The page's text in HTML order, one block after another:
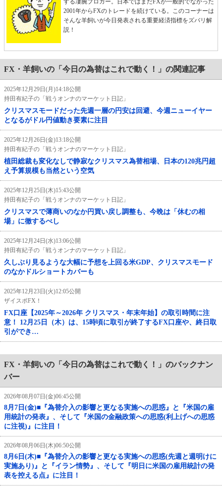
する凄腕ブロガー。日本ではまだFXが一般的でなかった
2001年からFXのトレードを続けている。このコーナーは
そんな羊飼いが今日発表される重要経済指標をズバリ解
説！
FX・羊飼いの「今日の為替はこれで動く！」の関連記事
2025年12月29日(月)14:18公開
持田有紀子の「戦うオンナのマーケット日記」
クリスマスモードだった先週一層の円安は回避、今週ニューイヤー
となるがドル円値動き要素に注目
2025年12月26日(金)13:18公開
持田有紀子の「戦うオンナのマーケット日記」
植田総裁も変化なしで静寂なクリスマス為替相場、日本の120兆円超
え予算規模も当然という空気
2025年12月25日(木)15:43公開
持田有紀子の「戦うオンナのマーケット日記」
クリスマスで薄商いのなか円買い戻し調整も、今晩は「休むの相
場」に徹するべし
2025年12月24日(水)13:06公開
持田有紀子の「戦うオンナのマーケット日記」
久しぶり見るような大幅に予想を上回る米GDP、クリスマスモード
のなかドルショートカバーも
2025年12月23日(火)12:05公開
ザイスポFX！
FX口座【2025年～2026年 クリスマス・年末年始】の取引時間に注
意！ 12月25日（木）は、15時頃に取引が終了するFX口座や、終日取
引ができ…
FX・羊飼いの「今日の為替はこれで動く！」のバックナン
バー
2026年08月07日(金)06:45公開
8月7日(金)■『為替介入の影響と更なる実施への思惑』と『米国の雇
用統計の発表』、そして『米国の金融政策への思惑(利上げへの思惑
に注視)』に注目！
2026年08月06日(木)06:50公開
8月6日(木)■『為替介入の影響と更なる実施への思惑(先週と週明けに
実施あり)』と『イラン情勢』、そして『明日に米国の雇用統計の発
表を控える点』に注目！